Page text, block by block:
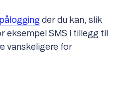
der du kan, slik
eksempel SMS i tillegg til
vanskeligere for